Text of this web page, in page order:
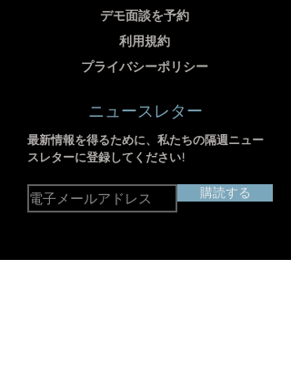
デモ面談を予約
利用規約
プライバシーポリシー
ニュースレター
最新情報を得るために、私たちの隔週ニュー
スレターに登録してください!
購読する